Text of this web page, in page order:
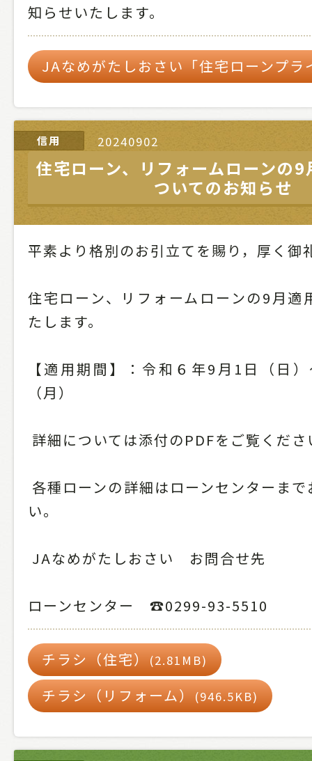
知らせいたします。
JAなめがたしおさい「住宅ローンプ
20240902
信用
住宅ローン、リフォームローンの
ついてのお知らせ
平素より格別のお引立てを賜り，厚く御
住宅ローン、リフォームローンの9月適
たします。
【適用期間】：令和６年9月1日（日
（月）
詳細については添付のPDFをご覧くださ
各種ローンの詳細はローンセンターま
い。
JAなめがたしおさい お問合せ先
ローンセンター ☎0299-93-5510
チラシ（住宅）(2.81MB)
チラシ（リフォーム）(946.5KB)